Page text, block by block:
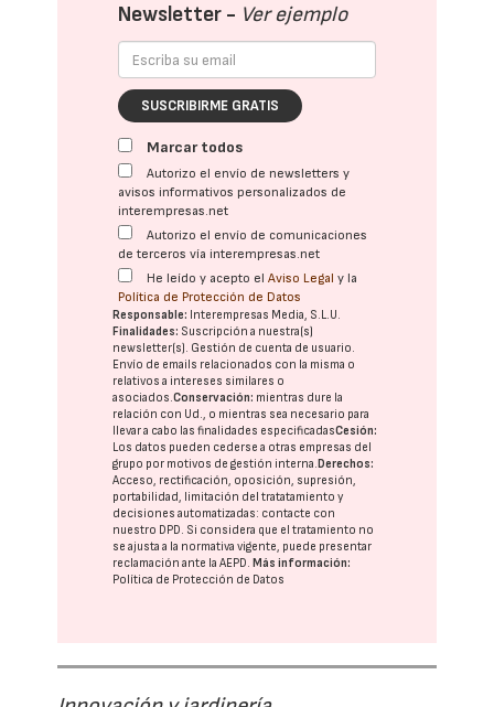
Newsletter - Ver ejemplo
SUSCRIBIRME GRATIS
Marcar todos
Autorizo el envío de newsletters y
avisos informativos personalizados de
interempresas.net
Autorizo el envío de comunicaciones
de terceros vía interempresas.net
He leído y acepto elAviso Legal y la
Política de Protección de Datos
Responsable: Interempresas Media, S.L.U.
Finalidades: Suscripción a nuestra(s)
newsletter(s). Gestión de cuenta de usuario.
Envío de emails relacionados con la misma o
relativos a intereses similares o
asociados.Conservación: mientras dure la
relación con Ud., o mientras sea necesario para
llevar a cabo las finalidades especificadasCesión:
Los datos pueden cederse a otras empresas del
grupo por motivos de gestión interna. Derechos:
Acceso, rectificación, oposición, supresión,
portabilidad, limitación del tratatamiento y
decisiones automatizadas: contacte con
nuestro DPD. Si considera que el tratamiento no
se ajusta a la normativa vigente, puede presentar
reclamación ante laAEPD. Más información:
Política de Protección de Datos